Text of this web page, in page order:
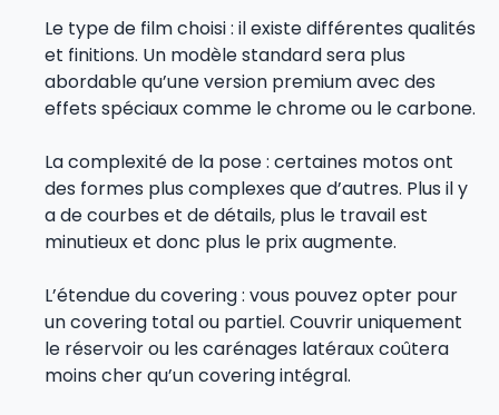
Le type de film choisi : il existe différentes qualités
et finitions. Un modèle standard sera plus
abordable qu’une version premium avec des
effets spéciaux comme le chrome ou le carbone.
La complexité de la pose : certaines motos ont
des formes plus complexes que d’autres. Plus il y
a de courbes et de détails, plus le travail est
minutieux et donc plus le prix augmente.
L’étendue du covering : vous pouvez opter pour
un covering total ou partiel. Couvrir uniquement
le réservoir ou les carénages latéraux coûtera
moins cher qu’un covering intégral.